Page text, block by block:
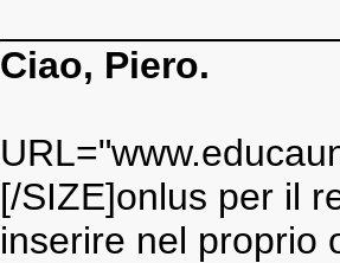
Ciao, Piero.
[/SIZE]onlus per il
inserire nel proprio